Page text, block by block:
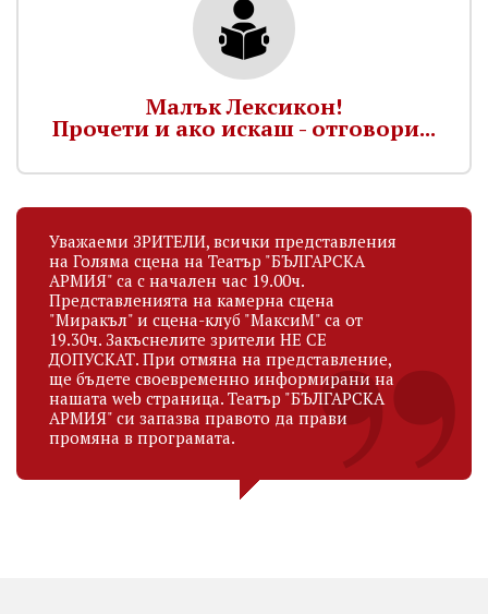
Малък Лексикон!
Прочети и ако искаш - отговори...
Уважаеми ЗРИТЕЛИ, всички представления
на Голяма сцена на Театър "БЪЛГАРСКА
АРМИЯ" са с начален час 19.00ч.
Представленията на камерна сцена
"Миракъл" и сцена-клуб "МаксиМ" са от
19.30ч. Закъснелите зрители НЕ СЕ
ДОПУСКАТ. При отмяна на представление,
ще бъдете своевременно информирани на
нашата web страница. Театър "БЪЛГАРСКА
АРМИЯ" си запазва правото да прави
промяна в програмата.